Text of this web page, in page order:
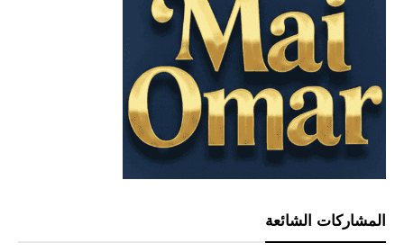
المشاركات الشائعة